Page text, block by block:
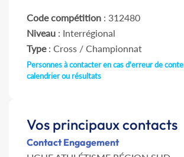
Code compétition : 312480
Niveau : Interrégional
Type: Cross / Championnat
Personnes à contacter en cas d'erreur de
calendrier ou résultats
Vos principaux contacts
Contact Engagement